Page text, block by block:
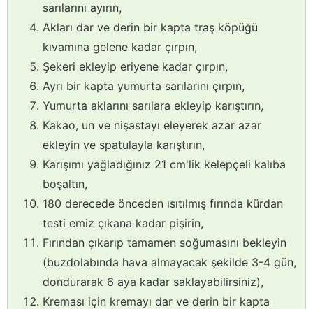
sarılarını ayırın,
Akları dar ve derin bir kapta traş köpüğü
kıvamına gelene kadar çırpın,
Şekeri ekleyip eriyene kadar çırpın,
Ayrı bir kapta yumurta sarılarını çırpın,
Yumurta aklarını sarılara ekleyip karıştırın,
Kakao, un ve nişastayı eleyerek azar azar
ekleyin ve spatulayla karıştırın,
Karışımı yağladığınız 21 cm'lik kelepçeli kalıba
boşaltın,
180 derecede önceden ısıtılmış fırında kürdan
testi emiz çıkana kadar pişirin,
Fırından çıkarıp tamamen soğumasını bekleyin
(buzdolabında hava almayacak şekilde 3-4 gün,
dondurarak 6 aya kadar saklayabilirsiniz),
Kreması için kremayı dar ve derin bir kapta